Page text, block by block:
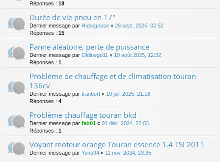
Réponses : 18
Durée de vie pneu en 17"
Dernier message par Hubogosse « 28 sept. 2025, 02:52
Réponses : 15
Panne aléatoire, perte de puissance
Dernier message par Oldinego11 « 10 août 2025, 12:32
Réponses : 1
Problème de chauffage et de climatisation touran
136cv
Dernier message par tranbert « 10 juil. 2025, 21:18
Réponses : 4
Problème chauffage touran bkd
Dernier message par fab01 « 01 déc. 2024, 22:03
Réponses : 1
Voyant moteur orange Touran essence 1.4 TSI 2011
Dernier message par Yuns94 « 11 nov. 2024, 23:35